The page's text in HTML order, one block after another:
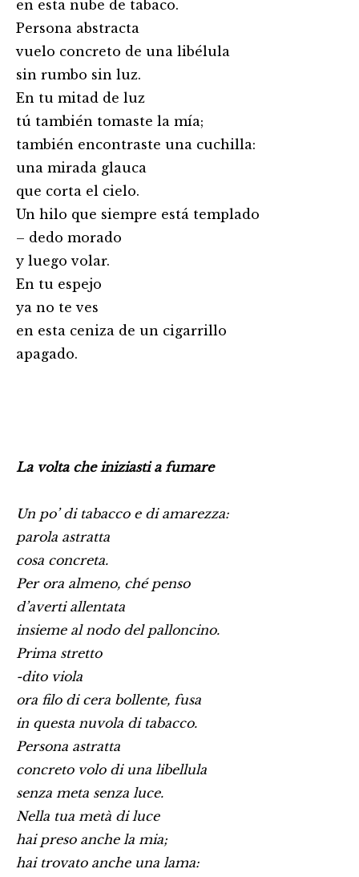
en esta nube de tabaco.
Persona abstracta
vuelo concreto de una libélula
sin rumbo sin luz.
En tu mitad de luz
tú también tomaste la mía;
también encontraste una cuchilla:
una mirada glauca
que corta el cielo.
Un hilo que siempre está templado
– dedo morado
y luego volar.
En tu espejo
ya no te ves
en esta ceniza de un cigarrillo
apagado.
La volta che iniziasti a fumare
Un po’ di tabacco e di amarezza:
parola astratta
cosa concreta.
Per ora almeno, ché penso
d’averti allentata
insieme al nodo del palloncino.
Prima stretto
-dito viola
ora filo di cera bollente, fusa
in questa nuvola di tabacco.
Persona astratta
concreto volo di una libellula
senza meta senza luce.
Nella tua metà di luce
hai preso anche la mia;
hai trovato anche una lama: